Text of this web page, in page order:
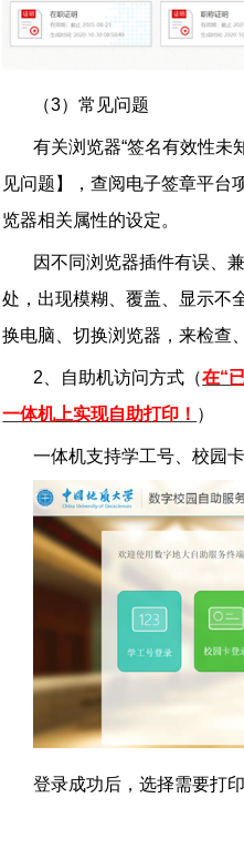
（3）常见问题
有关浏览器“签名有效性未
见问题】，查阅电子签章平台
览器相关属性的设定。
因不同浏览器插件有误、
处，出现模糊、覆盖、显示不
换电脑、切换浏览器，来检查
2 、自助机访问方式（在“
一体机上实现自助打印！ ）
一体机支持学工号、校园
登录成功后，选择需要打